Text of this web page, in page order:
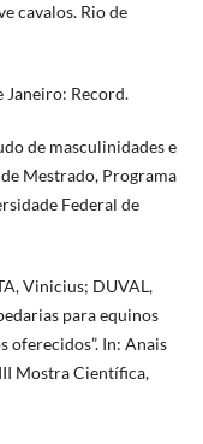
cavalos. Rio de
Janeiro: Record.
de masculinidades e
Mestrado, Programa
Federal de
Vinicius; DUVAL,
para equinos
oferecidos”. In: Anais
Mostra Científica,